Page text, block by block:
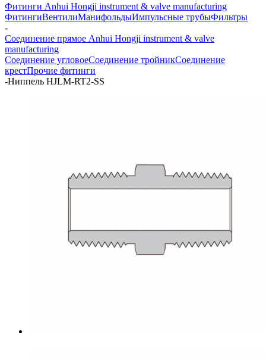
Фитинги Anhui Hongji instrument & valve manufacturing
ФитингиВентилиМанифольдыИмпульсные трубыФильтры
-
Соединение прямое Anhui Hongji instrument & valve
manufacturing
Соединение угловоеСоединение тройникСоединение
крестПрочие фитинги
-Ниппель HJLM-RT2-SS